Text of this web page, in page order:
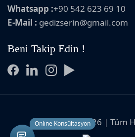
Whatsapp :+90 542 623 69 10
E-Mail : gedizserin@gmail.com
Beni Takip Edin !
Copyright © 2026 | Tüm
Online Konsültasyon